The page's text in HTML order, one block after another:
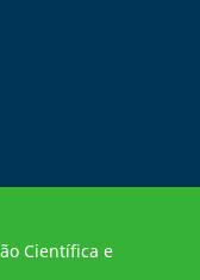
Científica e